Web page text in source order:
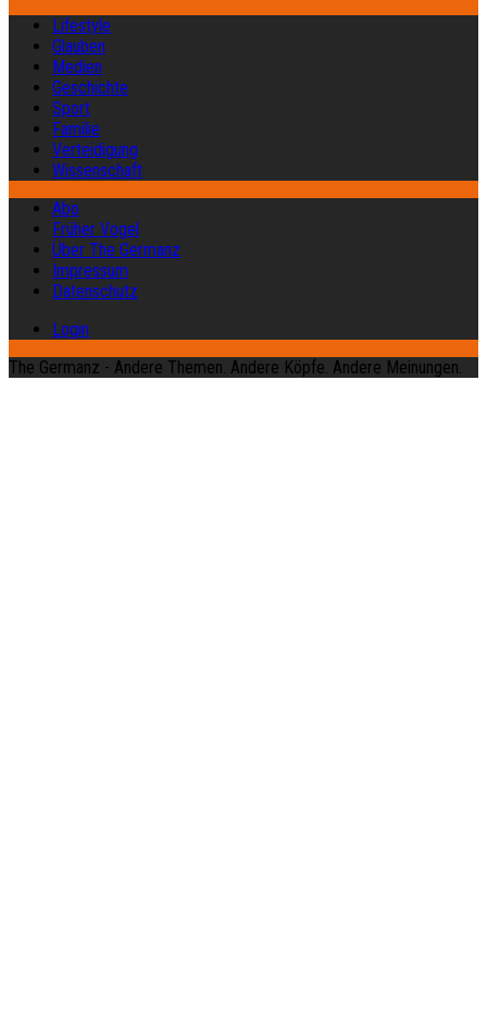
Lifestyle
Glauben
Medien
Geschichte
Sport
Familie
Verteidigung
Wissenschaft
Abo
Früher Vogel
Über The Germanz
Impressum
Datenschutz
Login
The Germanz - Andere Themen. Andere Köpfe. Andere Meinungen.